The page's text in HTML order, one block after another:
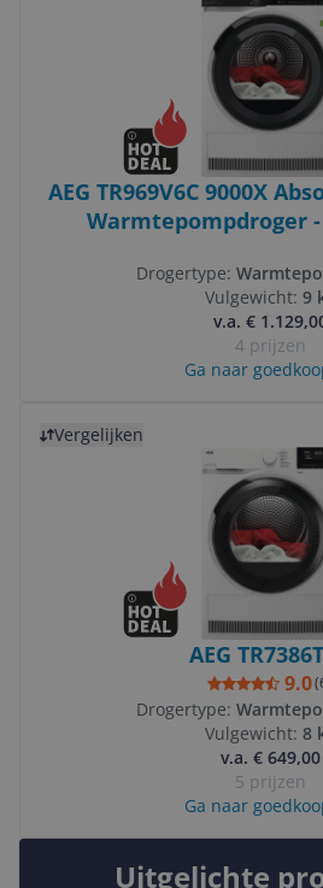
AEG TR969V6C 9000X
Warmtepompdroger -
Drogertype:
Vulgewicht: 9
v.a. €
4 prijzen
Ga naar
Vergelijken
AEG
9.0(
Drogertype:
Vulgewicht: 8
v.a. € 649,00
5 prijzen
Ga naar
Uitgelichte